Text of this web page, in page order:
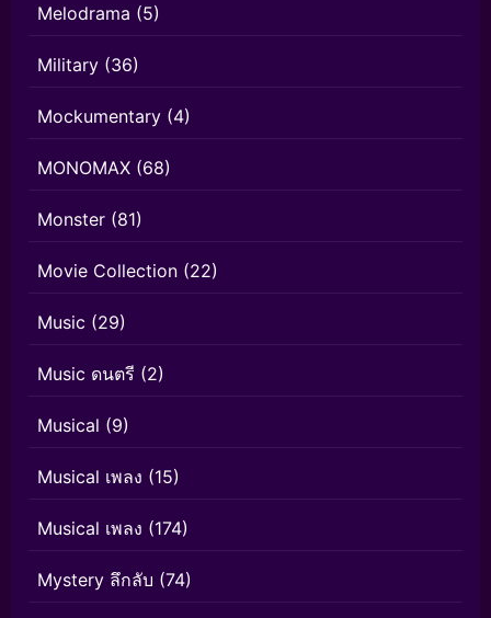
Melodrama (5)
Military (36)
Mockumentary (4)
MONOMAX (68)
Monster (81)
Movie Collection (22)
Music (29)
Music ดนตรี (2)
Musical (9)
Musical เพลง (15)
Musical เพลง (174)
Mystery ลึกลับ (74)